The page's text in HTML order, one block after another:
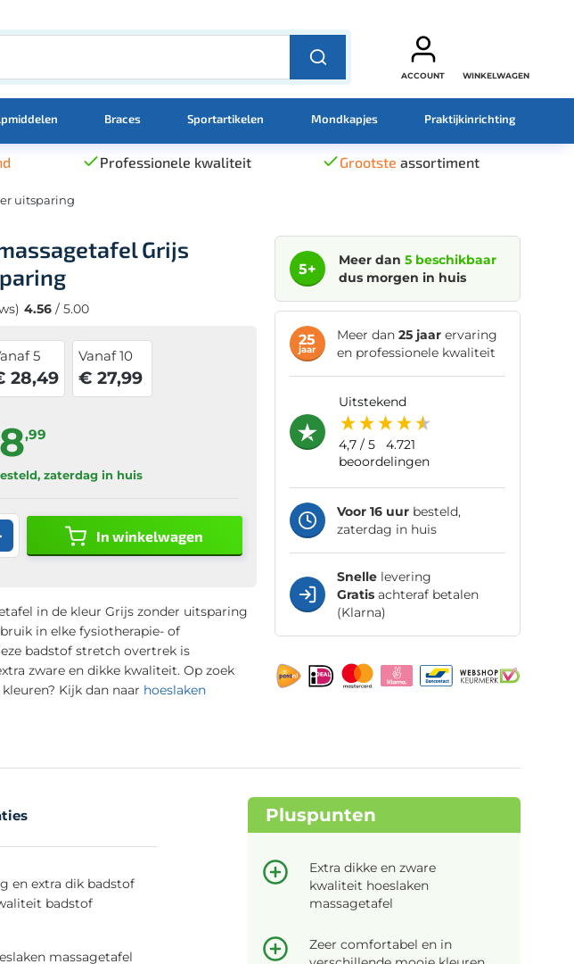
ACCOUNT WINKELWAGEN
Braces Sportartikelen Mondkapjes Praktijkinrichting
Professionele kwaliteit Grootste assortiment
uitsparing
Grijs
4.56/ 5.00
5
28,49
Vanaf 10
€ 27,99
,99
zaterdag in huis
In winkelwagen
in de kleur Grijs zonder uitsparing
in elke fysiotherapie- of
badstof stretch overtrek is
zware en dikke kwaliteit. Op zoek
Kijk dan naar hoeslaken
5+
Meer dan 5 beschikbaar
dus morgen in huis
25
jaar
Meer dan 25 jaarervaring
en professionele kwaliteit
uitstekend
4,7/ 5
4.721
beoordelingen
Voor 16 uurbesteld,
zaterdag in huis
Snellelevering
Gratisachteraf betalen
(Klarna)
en extra dik badstof
badstof
massagetafel
Pluspunten
Extra dikke en zware
kwaliteit hoeslaken
massagetafel
Zeer comfortabel en in